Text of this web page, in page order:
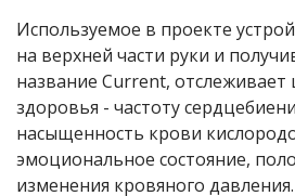
Используемое в проекте
на верхней части руки и
название Current,
здоровья - частоту
насыщенность крови
эмоциональное состояние,
изменения кровяного